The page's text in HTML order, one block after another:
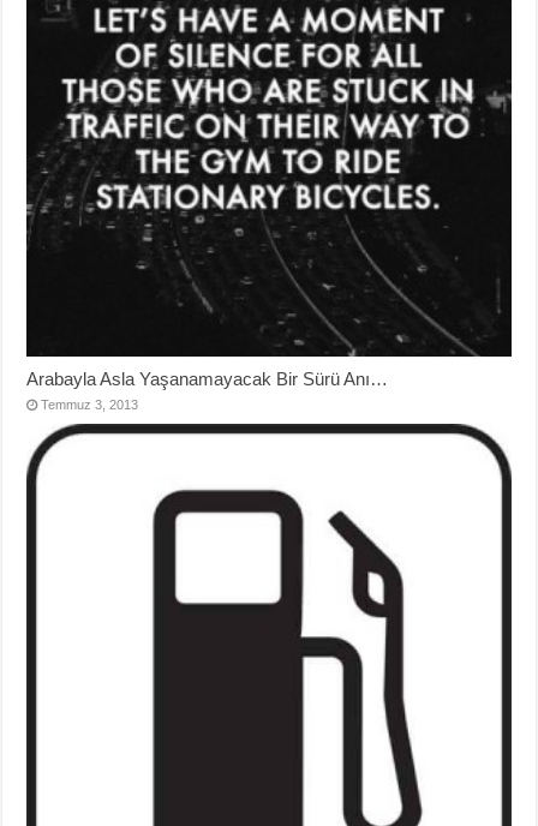
Arabayla Asla Yaşanamayacak Bir Sürü Anı…
Temmuz 3, 2013